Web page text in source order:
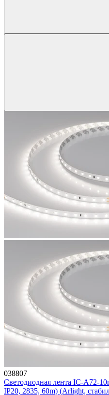
038807
Светодиодная лента IC-A72-
IP20, 2835, 60m) (Arlight,